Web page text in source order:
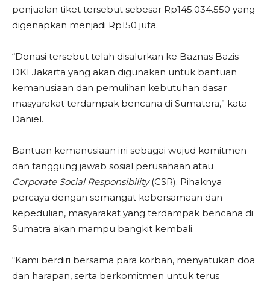
penjualan tiket tersebut sebesar Rp145.034.550 yang
digenapkan menjadi Rp150 juta.
“Donasi tersebut telah disalurkan ke Baznas Bazis
DKI Jakarta yang akan digunakan untuk bantuan
kemanusiaan dan pemulihan kebutuhan dasar
masyarakat terdampak bencana di Sumatera,” kata
Daniel.
Bantuan kemanusiaan ini sebagai wujud komitmen
dan tanggung jawab sosial perusahaan atau
Corporate Social Responsibility(CSR). Pihaknya
percaya dengan semangat kebersamaan dan
kepedulian, masyarakat yang terdampak bencana di
Sumatra akan mampu bangkit kembali.
“Kami berdiri bersama para korban, menyatukan doa
dan harapan, serta berkomitmen untuk terus